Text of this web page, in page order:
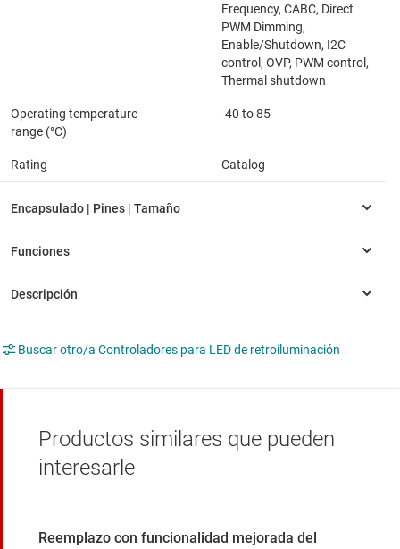
Frequency, CABC, Direct
PWM Dimming,
Enable/Shutdown, I2C
control, OVP, PWM control,
Thermal shutdown
Operating temperature
range (°C)
-40 to 85
Rating Catalog
Buscar otro/a Controladores para LED de retroiluminación
Productos similares que pueden
interesarle
Reemplazo con funcionalidad mejorada del